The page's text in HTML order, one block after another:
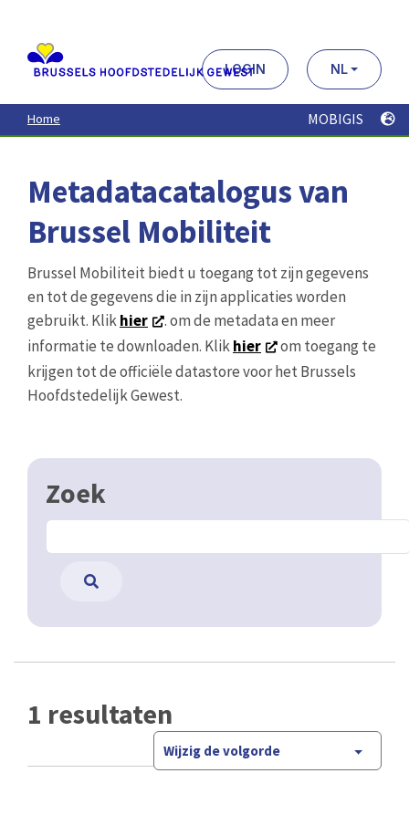
contenu
principal
LOGIN NL
Home MOBIGIS
Metadatacatalogus van
Brussel Mobiliteit
Brussel Mobiliteit biedt u toegang tot zijn gegevens
en tot de gegevens die in zijn applicaties worden
gebruikt. Klikhier
. om de metadata en meer
informatie te downloaden. Klikhier
om toegang te
krijgen tot de officiële datastore voor het Brussels
Hoofdstedelijk Gewest.
Zoek
1 resultaten
Wijzig de volgorde